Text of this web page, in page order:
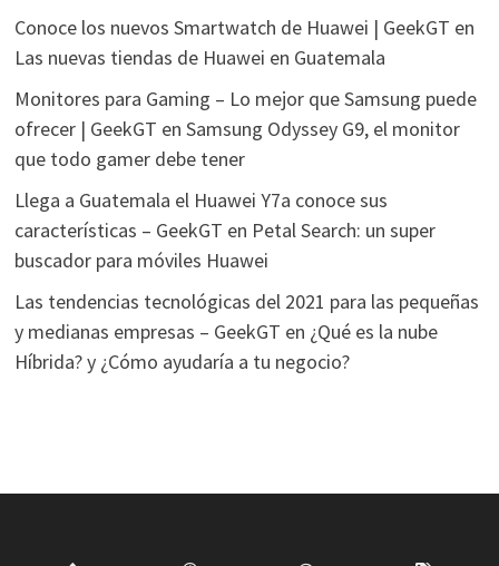
Conoce los nuevos Smartwatch de Huawei | GeekGT en
Las nuevas tiendas de Huawei en Guatemala
Monitores para Gaming – Lo mejor que Samsung puede
ofrecer | GeekGT en Samsung Odyssey G9, el monitor
que todo gamer debe tener
Llega a Guatemala el Huawei Y7a conoce sus
características – GeekGT en Petal Search: un super
buscador para móviles Huawei
Las tendencias tecnológicas del 2021 para las pequeñas
y medianas empresas – GeekGT en ¿Qué es la nube
Híbrida? y ¿Cómo ayudaría a tu negocio?